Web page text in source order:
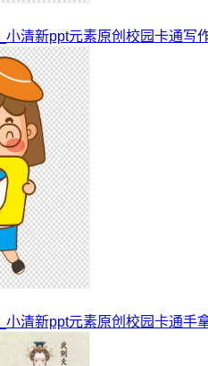
小清新ppt元素原创校园卡通写
小清新ppt元素原创校园卡通手